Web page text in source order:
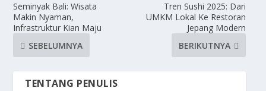
Seminyak Bali: Wisata
Makin Nyaman,
Infrastruktur Kian Maju
SEBELUMNYA
Tren Sushi 2025: Dari
UMKM Lokal Ke Restoran
Jepang Modern
BERIKUTNYA
TENTANG PENULIS